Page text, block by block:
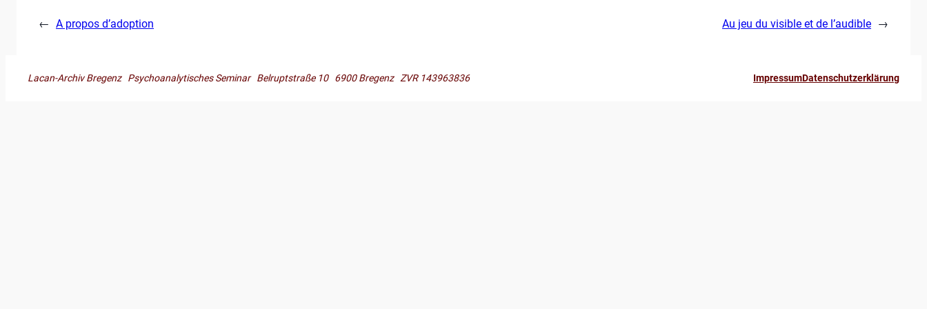
← A propos d’adoption Au jeu du visible et de l’audible →
Lacan-Archiv Bregenz Psychoanalytisches Seminar Belruptstraße 10 6900 Bregenz ZVR 143963836 ImpressumDatenschutzerklärung